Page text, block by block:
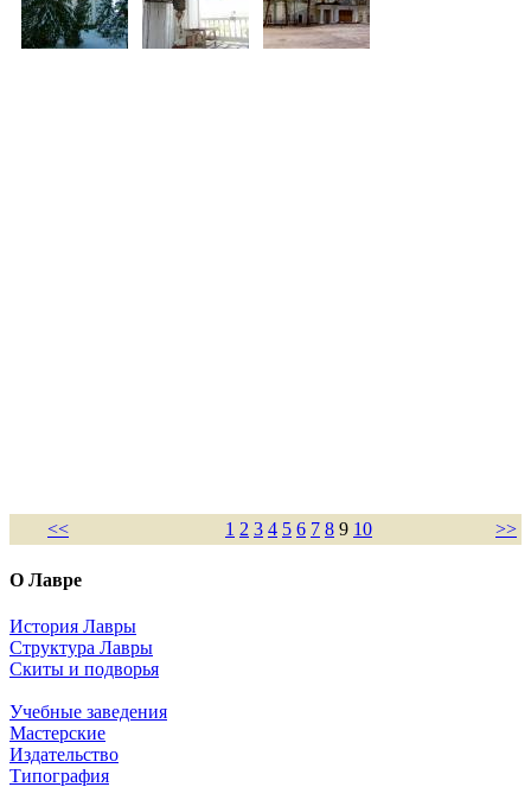
<< 1 2 3 4 5 6 7 8 9 10 >>
О Лавре
История Лавры
Структура Лавры
Скиты и подворья
Учебные заведения
Мастерские
Издательство
Типография